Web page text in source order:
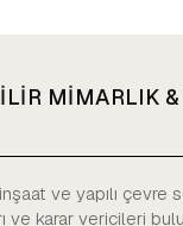
MİMARLIK &
ve yapılı çevre
ve karar vericileri